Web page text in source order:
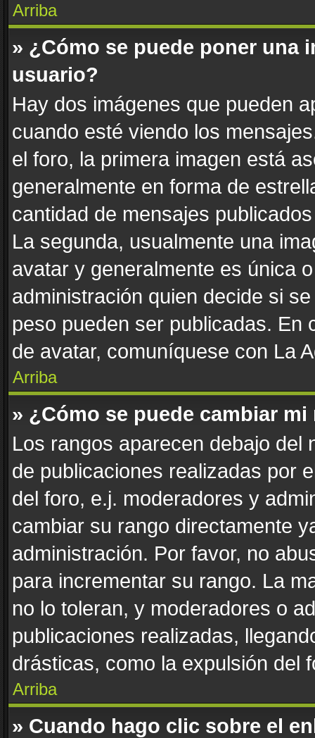
Arriba
» ¿Cómo se puede poner una
usuario?
Hay dos imágenes que pueden
cuando esté viendo los
el foro, la primera imagen está
generalmente en forma de
cantidad de mensajes
La segunda, usualmente una
avatar y generalmente es única
administración quien decide si
peso pueden ser publicadas. En
de avatar, comuníquese con La
Arriba
» ¿Cómo se puede cambiar mi
Los rangos aparecen debajo del
de publicaciones realizadas por
del foro, e.j. moderadores y
cambiar su rango directamente
administración. Por favor, no
para incrementar su rango. La
no lo toleran, y moderadores o
publicaciones realizadas,
drásticas, como la expulsión del
Arriba
» Cuando hago clic sobre el